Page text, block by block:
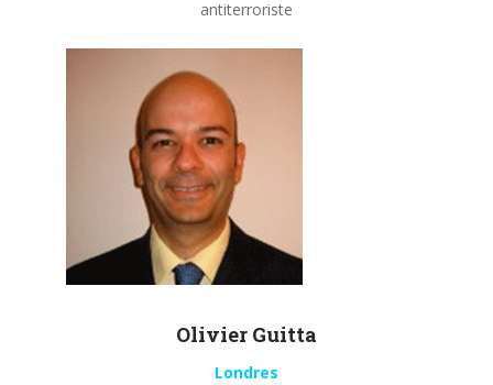
antiterroriste
Olivier Guitta
Londres